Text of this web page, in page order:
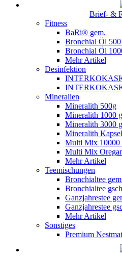
Brief- &
Fitness
BaRi® gem.
Bronchial Öl
Bronchial Öl
Mehr Artikel
Desinfektion
Mineralien
Mineralith 500g
Mineralith 1000 g
Mineralith 3000 g
Mineralith
Multi Mix 10000
Multi Mix
Mehr Artikel
Teemischungen
Bronchialtee
Bronchialtee
Ganzjahrestee
Ganzjahrestee
Mehr Artikel
Sonstiges
Premium